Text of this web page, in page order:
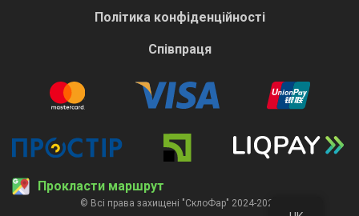
Політика конфіденційності
Співпраця
Прокласти маршрут
© Всі права захищені "СклоФар" 2024-2026